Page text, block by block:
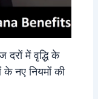
दरों में वृद्धि के
नए नियमों की